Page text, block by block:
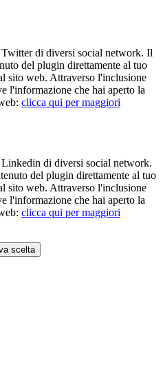
di diversi social network. Il
del plugin direttamente al tuo
sito web. Attraverso l'inclusione
l'informazione che hai aperto la
clicca qui per maggiori
di diversi social network.
del plugin direttamente al tuo
sito web. Attraverso l'inclusione
l'informazione che hai aperto la
clicca qui per maggiori
scelta